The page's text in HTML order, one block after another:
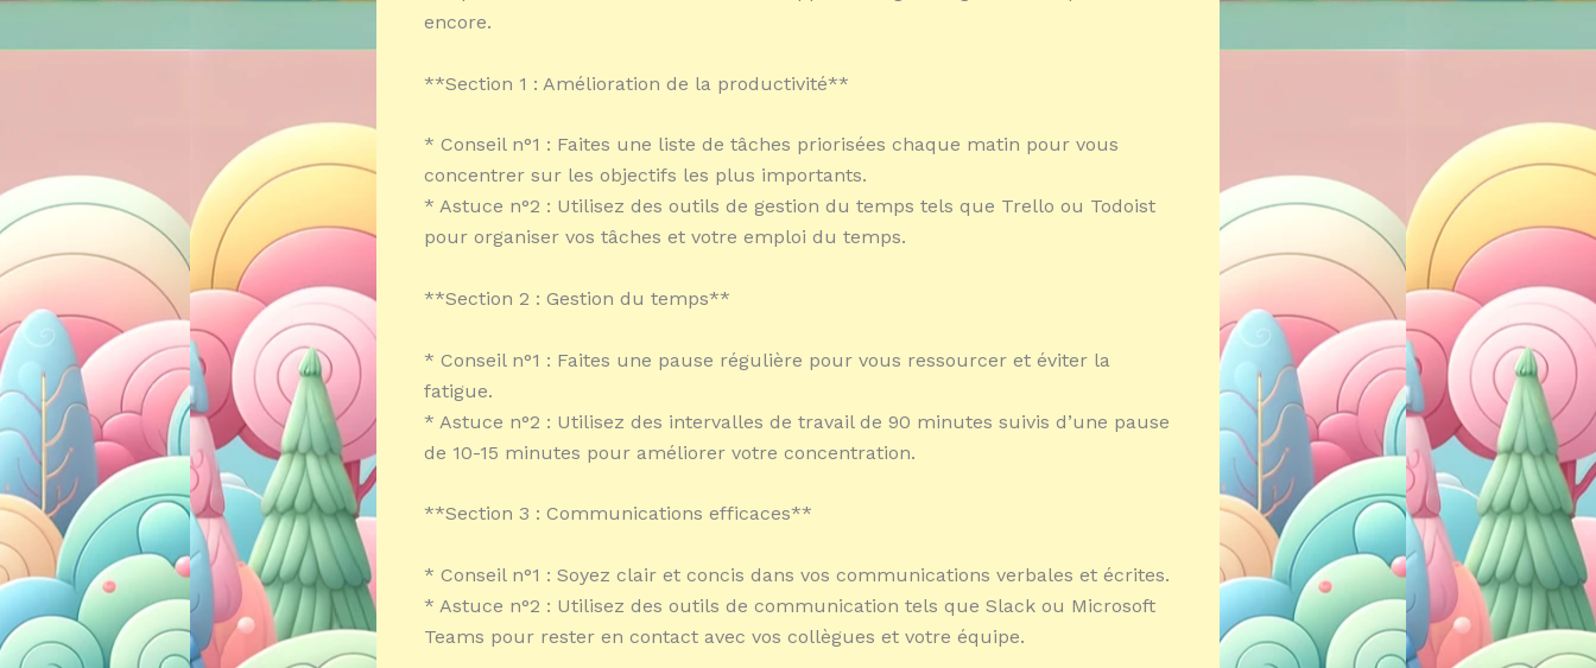
encore.
**Section 1 : Amélioration de la productivité**
* Conseil n°1 : Faites une liste de tâches priorisées chaque matin pour vous
concentrer sur les objectifs les plus importants.
* Astuce n°2 : Utilisez des outils de gestion du temps tels que Trello ou Todoist
pour organiser vos tâches et votre emploi du temps.
**Section 2 : Gestion du temps**
* Conseil n°1 : Faites une pause régulière pour vous ressourcer et éviter la
fatigue.
* Astuce n°2 : Utilisez des intervalles de travail de 90 minutes suivis d’une pause
de 10-15 minutes pour améliorer votre concentration.
**Section 3 : Communications efficaces**
* Conseil n°1 : Soyez clair et concis dans vos communications verbales et écrites.
* Astuce n°2 : Utilisez des outils de communication tels que Slack ou Microsoft
Teams pour rester en contact avec vos collègues et votre équipe.